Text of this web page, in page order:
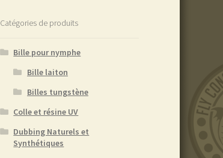
Catégories de produits
Bille pour nymphe
Bille laiton
Billes tungstène
Colle et résine UV
Dubbing Naturels et
Synthétiques